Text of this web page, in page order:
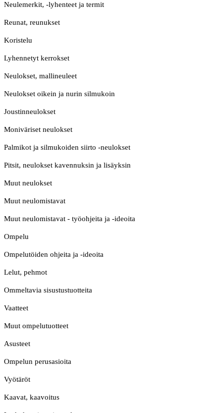
Neulemerkit, -lyhenteet ja termit
Reunat, reunukset
Koristelu
Lyhennetyt kerrokset
Neulokset, mallineuleet
Neulokset oikein ja nurin silmukoin
Joustinneulokset
Moniväriset neulokset
Palmikot ja silmukoiden siirto -neulokset
Pitsit, neulokset kavennuksin ja lisäyksin
Muut neulokset
Muut neulomistavat
Muut neulomistavat - työohjeita ja -ideoita
Ompelu
Ompelutöiden ohjeita ja -ideoita
Lelut, pehmot
Ommeltavia sisustustuotteita
Vaatteet
Muut ompelutuotteet
Asusteet
Ompelun perusasioita
Vyötäröt
Kaavat, kaavoitus